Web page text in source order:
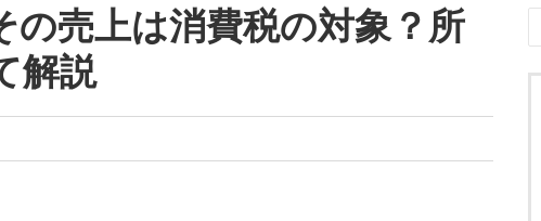
の売上は消費税の対象？所
解説